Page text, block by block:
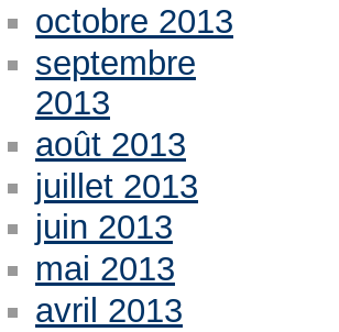
octobre 2013
septembre
2013
août 2013
juillet 2013
juin 2013
mai 2013
avril 2013